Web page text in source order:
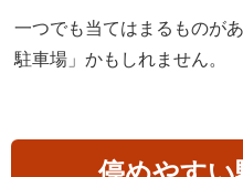
一つでも当てはまるものが
駐車場」かもしれません。